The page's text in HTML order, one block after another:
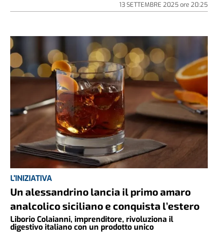
13 SETTEMBRE 2025ore 20:25
L'INIZIATIVA
Un alessandrino lancia il primo amaro
analcolico siciliano e conquista l’estero
Liborio Colaianni, imprenditore, rivoluziona il
digestivo italiano con un prodotto unico